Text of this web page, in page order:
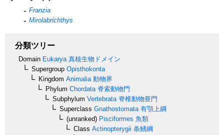
Franzia
Mirolabrichthys
分類ツリー
Domain Eukarya 真核生物ドメイン
Supergroup Opisthokonta
Kingdom Animalia 動物界
Phylum Chordata 脊索動物門
Subphylum Vertebrata 脊椎動物亜門
Superclass Gnathostomata 有顎上綱
(unranked) Pisciformes 魚類
Class Actinopterygii 条鰭綱